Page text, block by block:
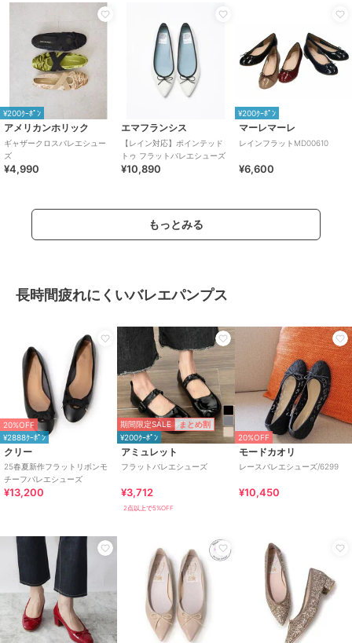
¥200ｸｰﾎﾟﾝ
アメリカンホリック
ギャザークロスバレエシュー
ズ
¥4,990
エマフランシス
【レイン対応】ポインテッド
トゥ フラットバレエシューズ
¥10,890
¥200ｸｰﾎﾟﾝ
マーレマーレ
レインフラットMD00610
¥6,600
もっとみる
長時間疲れにくいバレエパンプス
20%OFF
¥2888ｸｰﾎﾟﾝ
クリー
25春夏新作フラットリボンモ
チーフバレエシューズ
¥13,200
期間限定SALE まとめ割
¥200ｸｰﾎﾟﾝ
アミュレット
フラットバレエシューズ
¥3,712
2点以上で5%OFF
20%OFF
モードカオリ
レースバレエシューズ/6299
¥10,450